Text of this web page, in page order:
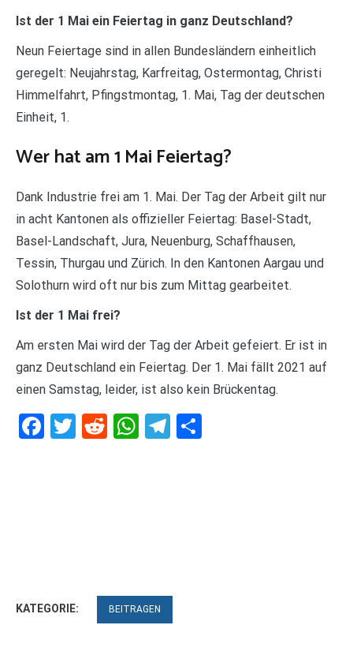
Ist der 1 Mai ein Feiertag in ganz Deutschland?
Neun Feiertage sind in allen Bundesländern einheitlich
geregelt: Neujahrstag, Karfreitag, Ostermontag, Christi
Himmelfahrt, Pfingstmontag, 1. Mai, Tag der deutschen
Einheit, 1.
Wer hat am 1 Mai Feiertag?
Dank Industrie frei am 1. Mai. Der Tag der Arbeit gilt nur
in acht Kantonen als offizieller Feiertag: Basel-Stadt,
Basel-Landschaft, Jura, Neuenburg, Schaffhausen,
Tessin, Thurgau und Zürich. In den Kantonen Aargau und
Solothurn wird oft nur bis zum Mittag gearbeitet.
Ist der 1 Mai frei?
Am ersten Mai wird der Tag der Arbeit gefeiert. Er ist in
ganz Deutschland ein Feiertag. Der 1. Mai fällt 2021 auf
einen Samstag, leider, ist also kein Brückentag.
Facebook
Twitter
RedditWhatsApp
Telegram
KATEGORIE: BEITRAGEN